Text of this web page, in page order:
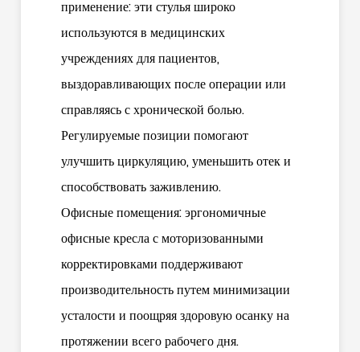
применение: эти стулья широко
используются в медицинских
учреждениях для пациентов,
выздоравливающих после операции или
справляясь с хронической болью.
Регулируемые позиции помогают
улучшить циркуляцию, уменьшить отек и
способствовать заживлению.
Офисные помещения: эргономичные
офисные кресла с моторизованными
корректировками поддерживают
производительность путем минимизации
усталости и поощряя здоровую осанку на
протяжении всего рабочего дня.